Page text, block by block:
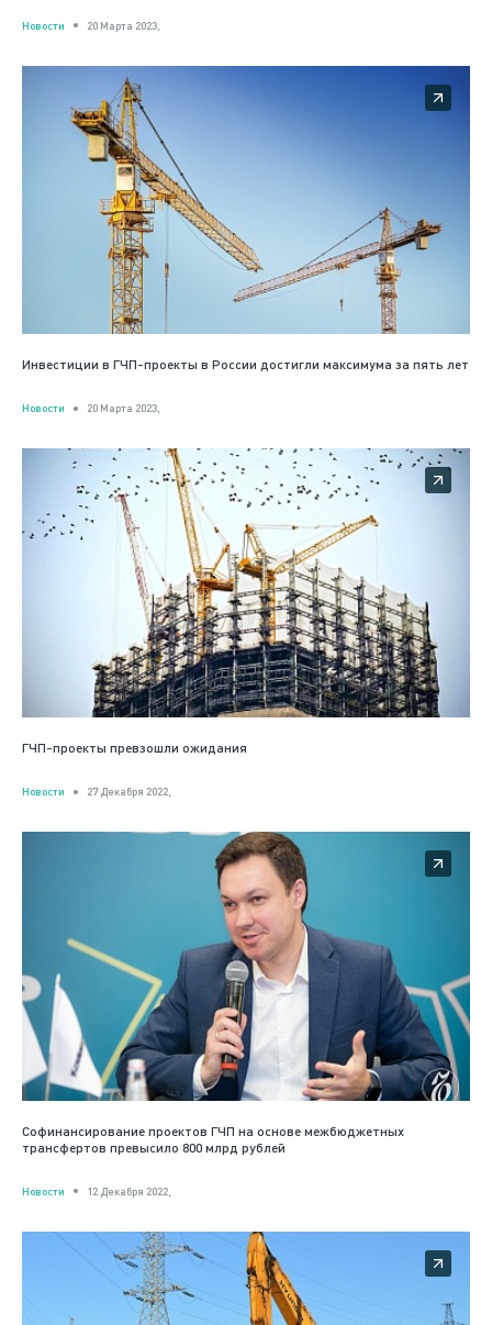
Новости 20 Марта 2023,
Инвестиции в ГЧП-проекты в России достигли максимума за пять лет
Новости 20 Марта 2023,
ГЧП-проекты превзошли ожидания
Новости 27 Декабря 2022,
Софинансирование проектов ГЧП на основе межбюджетных
трансфертов превысило 800 млрд рублей
Новости 12 Декабря 2022,